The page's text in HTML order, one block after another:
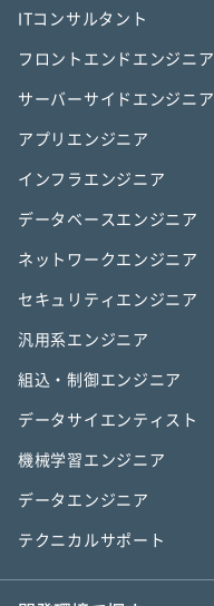
ITコンサルタント
フロントエンドエンジニア
サーバーサイドエンジニア
アプリエンジニア
インフラエンジニア
データベースエンジニア
ネットワークエンジニア
セキュリティエンジニア
汎用系エンジニア
組込・制御エンジニア
データサイエンティスト
機械学習エンジニア
データエンジニア
テクニカルサポート